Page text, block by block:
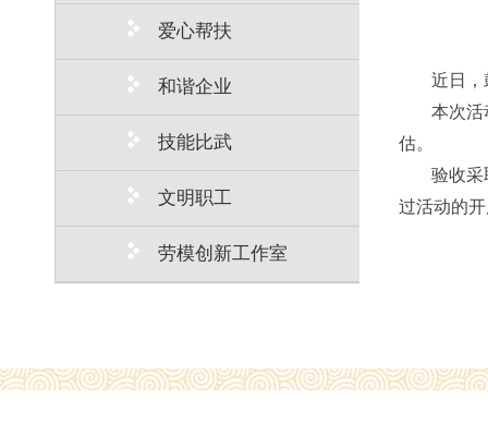
爱心帮扶
和谐企业
技能比武
文明职工
劳模创新工作室
近日，
本次活
估。
验收采
过活动的